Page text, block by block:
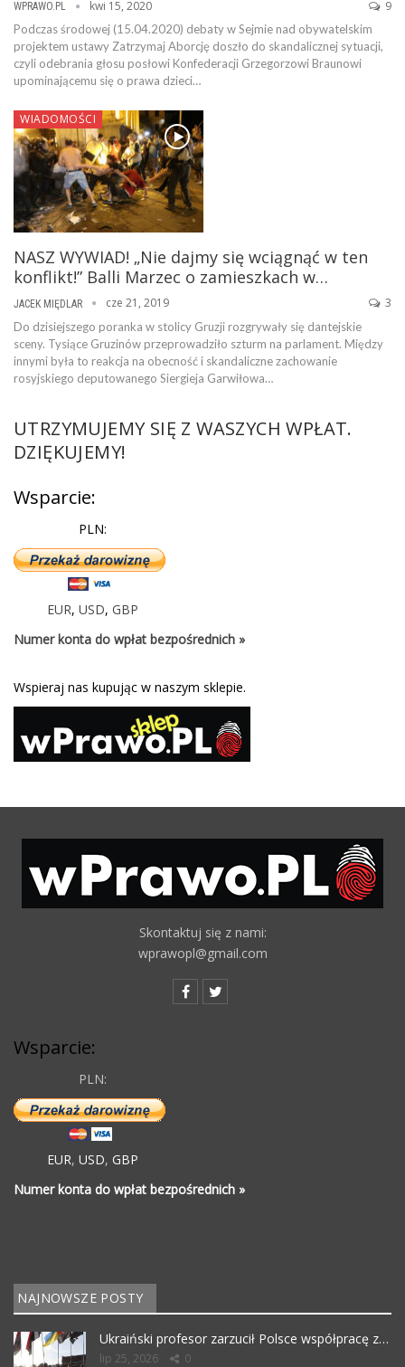
WPRAWO.PL kwi 15, 2020 9
Podczas środowej (15.04.2020) debaty w Sejmie nad obywatelskim
projektem ustawy Zatrzymaj Aborcję doszło do skandalicznej sytuacji,
czyli odebrania głosu posłowi Konfederacji Grzegorzowi Braunowi
upominającemu się o prawa dzieci…
WIADOMOŚCI
NASZ WYWIAD! „Nie dajmy się wciągnąć w ten
konflikt!” Balli Marzec o zamieszkach w…
JACEK MIĘDLAR cze 21, 2019 3
Do dzisiejszego poranka w stolicy Gruzji rozgrywały się dantejskie
sceny. Tysiące Gruzinów przeprowadziło szturm na parlament. Między
innymi była to reakcja na obecność i skandaliczne zachowanie
rosyjskiego deputowanego Siergieja Garwiłowa…
UTRZYMUJEMY SIĘ Z WASZYCH WPŁAT.
DZIĘKUJEMY!
Wsparcie:
PLN:
EUR, USD, GBP
Numer konta do wpłat bezpośrednich »
Wspieraj nas kupując w naszym sklepie.
Skontaktuj się z nami:
wprawopl@gmail.com
Wsparcie:
PLN:
EUR, USD, GBP
Numer konta do wpłat bezpośrednich »
NAJNOWSZE POSTY
Ukraiński profesor zarzucił Polsce współpracę z…
lip 25, 2026 0